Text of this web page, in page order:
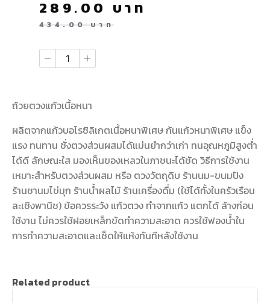
434.00บาท
289.00 บาท
ถ้วยตวงแก้วเนื้อหนา
ผลิตจากแก้วบอโรซิลิเกตเนื้อหนาพิเศษ ก้นแก้วหนาพิเศษ แข็ง
แรง ทนทาน ชั่งตวงส่วนผสมได้แม่นยำกว่าเก่า ทนอุณหภูมิสูงต่ำ
ได้ดี ลักษณะใส มองเห็นของเหลวในภาชนะได้ชัด วิธีการใช้งาน
เหมาะสำหรับตวงส่วนผสม หรือ ตวงวัตถุดิบ ร้านนม-ขนมปัง
ร้านชานมไข่มุก ร้านน้ำผลไม้ ร้านเครื่องดื่ม (ใช้ได้ทั้งในครัวเรือน
ละเชิงพานิช) ข้อควรระวัง แก้วตวง ทำจากแก้ว แตกได้ ล้างก่อน
ใช้งาน ไม่ควรใช้ฝอยเหล็กขัดทำความสะอาด ควรใช้ฟองน้ำใน
การทำความสะอาดและเช็ดให้แห้งทันทีหลังใช้งาน
Related product